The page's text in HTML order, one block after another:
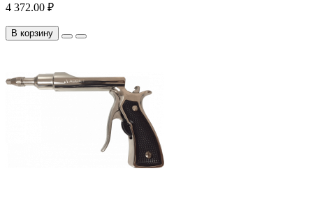
4 372.00 ₽
В корзину